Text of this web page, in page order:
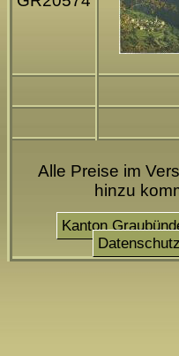
Alle Preise im
hinzu
Kanton